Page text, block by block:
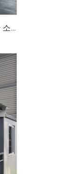
공장 공급 고급 20피트 컨테이너 주택 편안한 소형 우주 캡슐 하우스 조립식 강철 모듈형 침대 호텔 캐빈 사무실용